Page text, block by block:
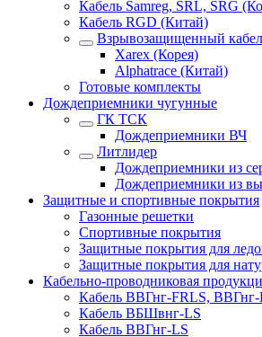
Кабель Samreg, SRL, SRG
Кабель RGD (Китай)
Взрывозащищенный
Xarex (Корея)
Alphatrace (Китай)
Готовые комплекты
Дождеприемники чугунные
ГК ТСК
Дождеприемники ВЧ
Литлидер
Дождеприемники из
Дождеприемники из
Защитные и спортивные покрытия
Газонные решетки
Спортивные покрытия
Защитные покрытия для
Защитные покрытия для
Кабельно-проводниковая
Кабель ВВГнг-FRLS,
Кабель ВБШвнг-LS
Кабель ВВГнг-LS